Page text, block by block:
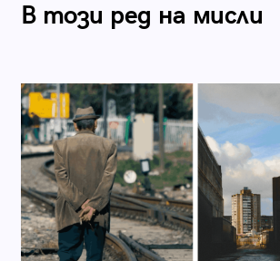
В този ред на мисли